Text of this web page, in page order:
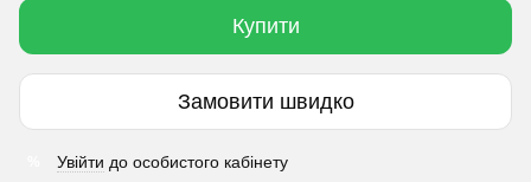
Купити
Замовити швидко
Увійти до особистого кабінету